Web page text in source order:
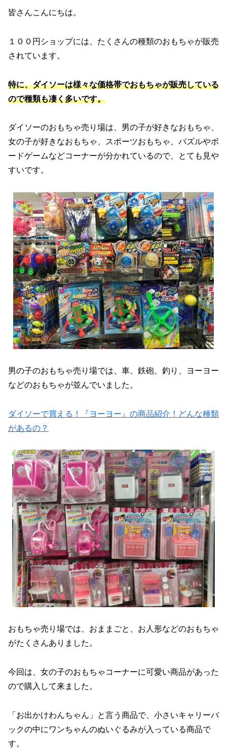
皆さんこんにちは。
１００円ショップには、たくさんの種類のおもちゃが販売
されています。
特に、ダイソーは様々な価格帯でおもちゃが販売している
ので種類も凄く多いです。
ダイソーのおもちゃ売り場は、男の子が好きなおもちゃ、
女の子が好きなおもちゃ、スポーツおもちゃ、パズルやボ
ードゲームなどコーナーが分かれているので、とても見や
すいです。
男の子のおもちゃ売り場では、車、鉄砲、釣り、ヨーヨー
などのおもちゃが並んでいました。
ダイソーで買える！『ヨーヨー』の商品紹介！どんな種類
があるの？
おもちゃ売り場では、おままごと、お人形などのおもちゃ
がたくさんありました。
今回は、女の子のおもちゃコーナーに可愛い商品があった
ので購入して来ました。
「お出かけわんちゃん」と言う商品で、小さいキャリーバ
ックの中にワンちゃんのぬいぐるみが入っている商品で
す。